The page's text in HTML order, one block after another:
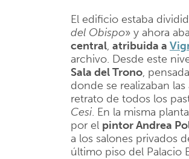
El edificio estaba
del Obispo» y ahora
central, atribuida a
archivo. Desde este
Sala del Trono,
donde se realizaban
retrato de todos los
Cesi. En la misma
por el pintor Andrea
a los salones privados
último piso del Palacio